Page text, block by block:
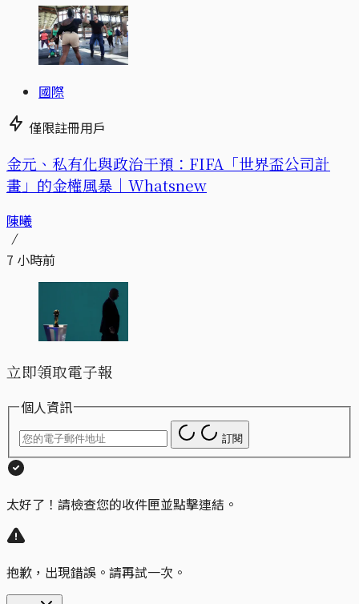
國際
僅限註冊用戶
金元、私有化與政治干預：FIFA「世界盃公司計
畫」的金權風暴｜Whatsnew
陳曦
7 小時前
立即領取電子報
個人資訊
訂閱
太好了！請檢查您的收件匣並點擊連結。
抱歉，出現錯誤。請再試一次。